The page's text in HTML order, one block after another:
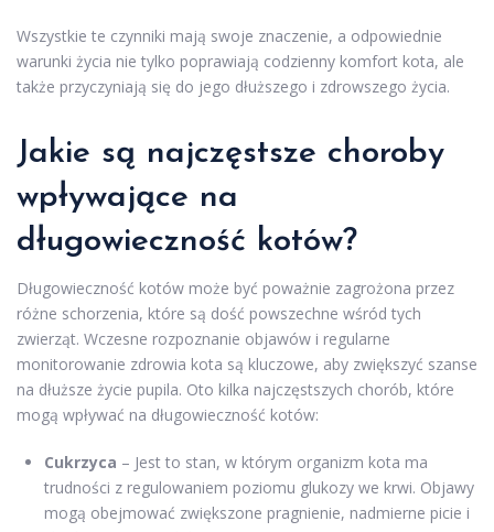
Wszystkie te czynniki mają swoje znaczenie, a odpowiednie
warunki życia nie tylko poprawiają codzienny komfort kota, ale
także przyczyniają się do jego dłuższego i zdrowszego życia.
Jakie są najczęstsze choroby
wpływające na
długowieczność kotów?
Długowieczność kotów może być poważnie zagrożona przez
różne schorzenia, które są dość powszechne wśród tych
zwierząt. Wczesne rozpoznanie objawów i regularne
monitorowanie zdrowia kota są kluczowe, aby zwiększyć szanse
na dłuższe życie pupila. Oto kilka najczęstszych chorób, które
mogą wpływać na długowieczność kotów:
Cukrzyca – Jest to stan, w którym organizm kota ma
trudności z regulowaniem poziomu glukozy we krwi. Objawy
mogą obejmować zwiększone pragnienie, nadmierne picie i